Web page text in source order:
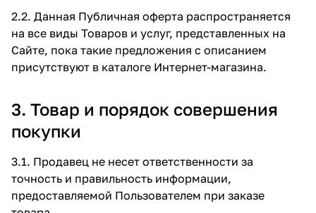
2.2. Данная Публичная оферта распространяется
на все виды Товаров и услуг, представленных на
Сайте, пока такие предложения с описанием
присутствуют в каталоге Интернет-магазина.
3. Товар и порядок совершения
покупки
3.1. Продавец не несет ответственности за
точность и правильность информации,
предоставляемой Пользователем при заказе